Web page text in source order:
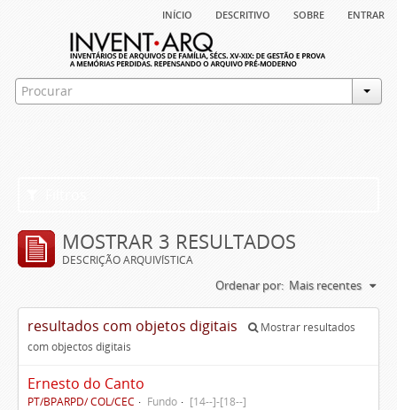
início descritivo sobre entrar
MOSTRAR 3 RESULTADOS
DESCRIÇÃO ARQUIVÍSTICA
Ordenar por: Mais recentes
resultados com objetos digitais
Mostrar resultados
com objectos digitais
Ernesto do Canto
PT/BPARPD/ COL/CEC Fundo [14--]-[18--]